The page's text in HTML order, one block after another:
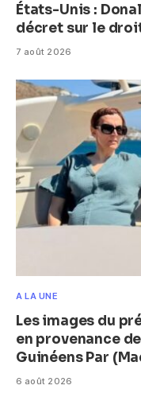
États-Unis :
décret sur le
7 août 2026
A LA UNE
Les images du
en provenance
Guinéens Par
6 août 2026